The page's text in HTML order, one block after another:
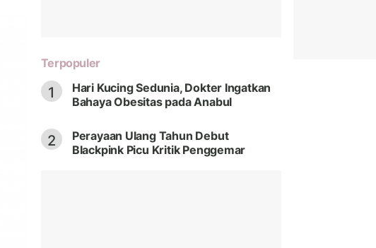
Terpopuler
1
Hari Kucing Sedunia, Dokter Ingatkan
Bahaya Obesitas pada Anabul
2
Perayaan Ulang Tahun Debut
Blackpink Picu Kritik Penggemar